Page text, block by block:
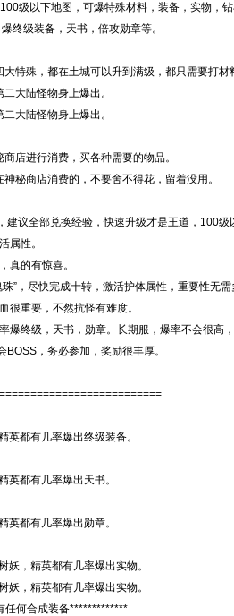
级以下地图，可爆特殊材料，装备，实物，
终级装备，天书，倍攻勋章等。
大特殊，都在土城可以升到满级，都只需要打材
大陆怪物身上爆出。
大陆怪物身上爆出。
店进行消费，买各种需要的物品。
秘商店消费的，不要舍不得花，留着没用。
建议全部兑换经验，快速升级才是王道，100级
属性。
真的有惊喜。
”，尽快完成十转，激活护体属性，重要性无
很重要，不然抗怪有难度。
爆终级，天书，勋章。长期服，爆率不会很高
，务必参加，奖励很丰厚。
英都有几率爆出终级装备。
英都有几率爆出天书。
英都有几率爆出勋章。
妖，精英都有几率爆出实物。
妖，精英都有几率爆出实物。
任何合成装备*************